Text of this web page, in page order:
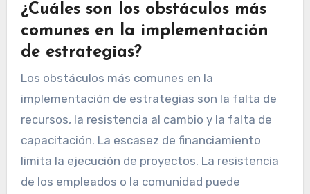
¿Cuáles son los obstáculos más
comunes en la implementación
de estrategias?
Los obstáculos más comunes en la
implementación de estrategias son la falta de
recursos, la resistencia al cambio y la falta de
capacitación. La escasez de financiamiento
limita la ejecución de proyectos. La resistencia
de los empleados o la comunidad puede